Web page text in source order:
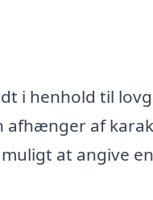
i henhold til
afhænger af
at angive